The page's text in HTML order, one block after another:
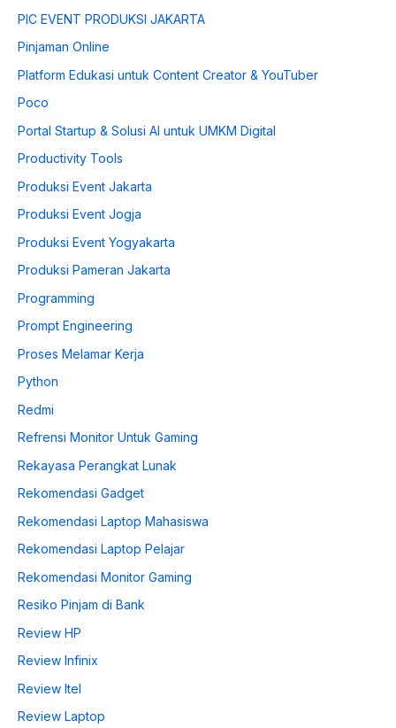
PIC EVENT PRODUKSI JAKARTA
Pinjaman Online
Platform Edukasi untuk Content Creator & YouTuber
Poco
Portal Startup & Solusi AI untuk UMKM Digital
Productivity Tools
Produksi Event Jakarta
Produksi Event Jogja
Produksi Event Yogyakarta
Produksi Pameran Jakarta
Programming
Prompt Engineering
Proses Melamar Kerja
Python
Redmi
Refrensi Monitor Untuk Gaming
Rekayasa Perangkat Lunak
Rekomendasi Gadget
Rekomendasi Laptop Mahasiswa
Rekomendasi Laptop Pelajar
Rekomendasi Monitor Gaming
Resiko Pinjam di Bank
Review HP
Review Infinix
Review Itel
Review Laptop